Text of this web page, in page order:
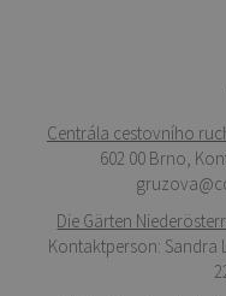
Centrála cestovního
602 00 Brno,
Die Gärten
Kontaktperson: Sandra